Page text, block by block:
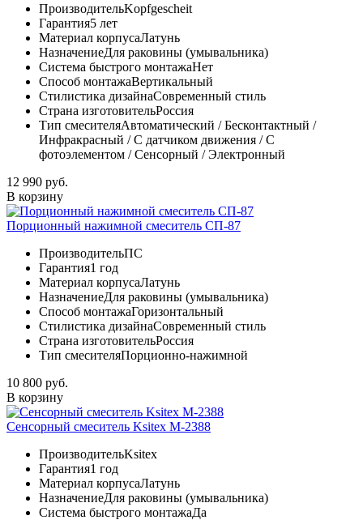
ПроизводительKopfgescheit
Гарантия5 лет
Материал корпусаЛатунь
НазначениеДля раковины (умывальника)
Система быстрого монтажаНет
Способ монтажаВертикальный
Стилистика дизайнаСовременный стиль
Страна изготовительРоссия
Тип смесителяАвтоматический / Бесконтактный /
Инфракрасный / С датчиком движения / С
фотоэлементом / Сенсорный / Электронный
12 990 руб.
В корзину
Порционный нажимной смеситель СП-87
ПроизводительПС
Гарантия1 год
Материал корпусаЛатунь
НазначениеДля раковины (умывальника)
Способ монтажаГоризонтальный
Стилистика дизайнаСовременный стиль
Страна изготовительРоссия
Тип смесителяПорционно-нажимной
10 800 руб.
В корзину
Сенсорный смеситель Ksitex М-2388
ПроизводительKsitex
Гарантия1 год
Материал корпусаЛатунь
НазначениеДля раковины (умывальника)
Система быстрого монтажаДа